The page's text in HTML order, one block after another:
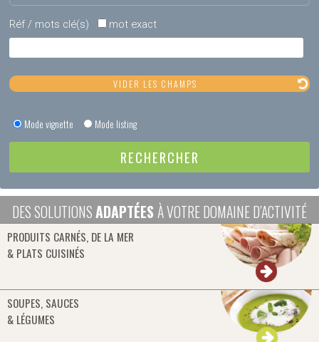
Réf / mots clé(s) mot exact
Mode vignette Mode listing
DES SOLUTIONSADAPTÉES À VOTRE DOMAINE D’ACTIVITÉ
PRODUITS CARNÉS, DE LA MER
& PLATS CUISINÉS
SOUPES, SAUCES
& LÉGUMES